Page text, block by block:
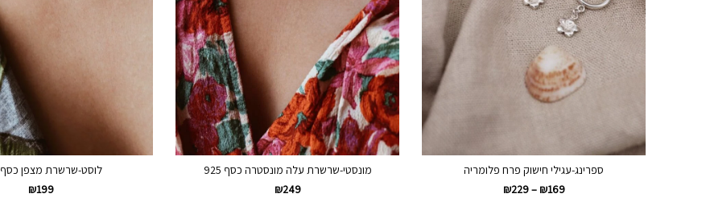
ספרינג-עגילי חישוק פרח פלומריה
₪169
–
₪229
מונסטי-שרשרת עלה מונסטרה כסף 925
₪249
לוסט-שרשרת מצפן כסף 925
₪199